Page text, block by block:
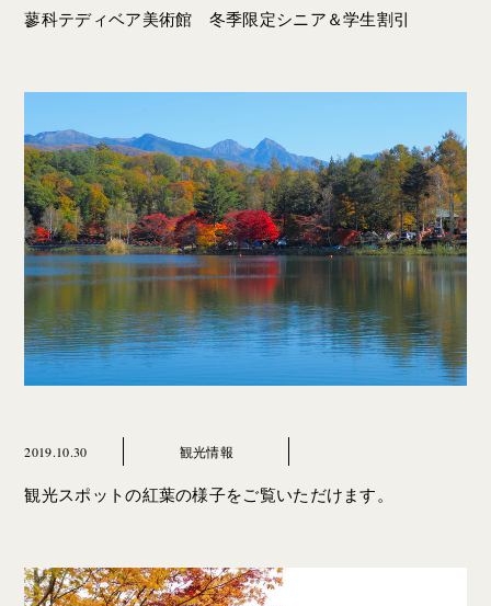
蓼科テディベア美術館 冬季限定シニア＆学生割引
2019.10.30 観光情報
観光スポットの紅葉の様子をご覧いただけます。